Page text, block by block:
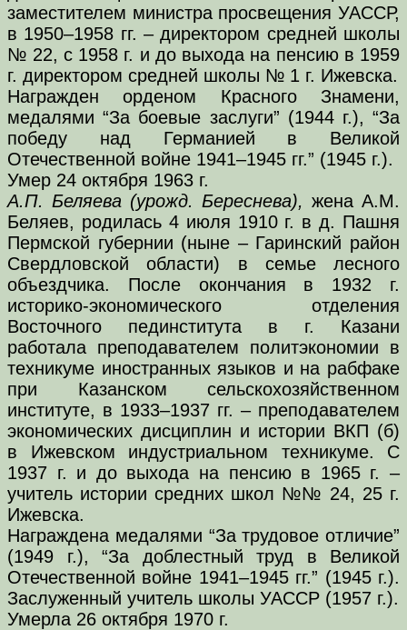
заместителем министра просвещения УАССР,
в 1950–1958 гг. – директором средней школы
№ 22, с 1958 г. и до выхода на пенсию в 1959
г. директором средней школы № 1 г. Ижевска.
Награжден орденом Красного Знамени,
медалями “За боевые заслуги” (1944 г.), “За
победу над Германией в Великой
Отечественной войне 1941–1945 гг.” (1945 г.).
Умер 24 октября 1963 г.
А.П. Беляева (урожд. Береснева), жена А.М.
Беляев, родилась 4 июля 1910 г. в д. Пашня
Пермской губернии (ныне – Гаринский район
Свердловской области) в семье лесного
объездчика. После окончания в 1932 г.
историко-экономического отделения
Восточного пединститута в г. Казани
работала преподавателем политэкономии в
техникуме иностранных языков и на рабфаке
при Казанском сельскохозяйственном
институте, в 1933–1937 гг. – преподавателем
экономических дисциплин и истории ВКП (б)
в Ижевском индустриальном техникуме. С
1937 г. и до выхода на пенсию в 1965 г. –
учитель истории средних школ №№ 24, 25 г.
Ижевска.
Награждена медалями “За трудовое отличие”
(1949 г.), “За доблестный труд в Великой
Отечественной войне 1941–1945 гг.” (1945 г.).
Заслуженный учитель школы УАССР (1957 г.).
Умерла 26 октября 1970 г.